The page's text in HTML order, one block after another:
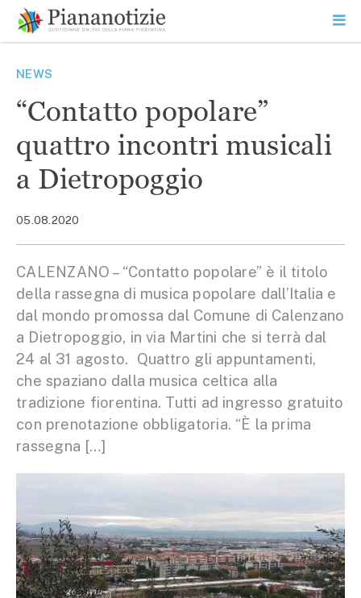
contenuto
SEARCH
NEWS
“Contatto popolare”
quattro incontri musicali
a Dietropoggio
05.08.2020
CALENZANO – “Contatto popolare” è il titolo
della rassegna di musica popolare dall’Italia e
dal mondo promossa dal Comune di Calenzano
a Dietropoggio, in via Martini che si terrà dal
24 al 31 agosto. Quattro gli appuntamenti,
che spaziano dalla musica celtica alla
tradizione fiorentina. Tutti ad ingresso gratuito
con prenotazione obbligatoria. “È la prima
rassegna […]